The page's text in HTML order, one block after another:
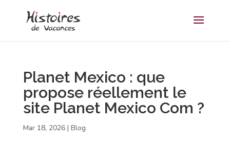
Planet Mexico : que
propose réellement le
site Planet Mexico Com ?
Mar 18, 2026| Blog